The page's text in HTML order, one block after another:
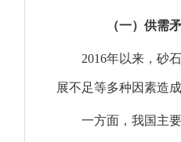
（一）供需矛
2016年以来，砂石
展不足等多种因素造
一方面，我国主要